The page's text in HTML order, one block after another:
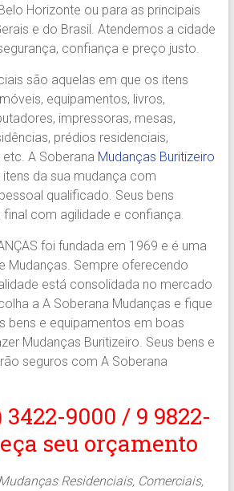
Horizonte ou para as principais
e do Brasil. Atendemos a cidade
confiança e preço justo.
são aquelas em que os itens
equipamentos, livros,
impressoras, mesas,
prédios residenciais,
A Soberana Mudanças Buritizeiro
da sua mudança com
qualificado. Seus bens
com agilidade e confiança.
foi fundada em 1969 e é uma
Mudanças. Sempre oferecendo
está consolidada no mercado
a A Soberana Mudanças e fique
bens e equipamentos em boas
Mudanças Buritizeiro. Seus bens e
seguros com A Soberana
3422-9000 / 9 9822-
seu orçamento
Residenciais, Comerciais,